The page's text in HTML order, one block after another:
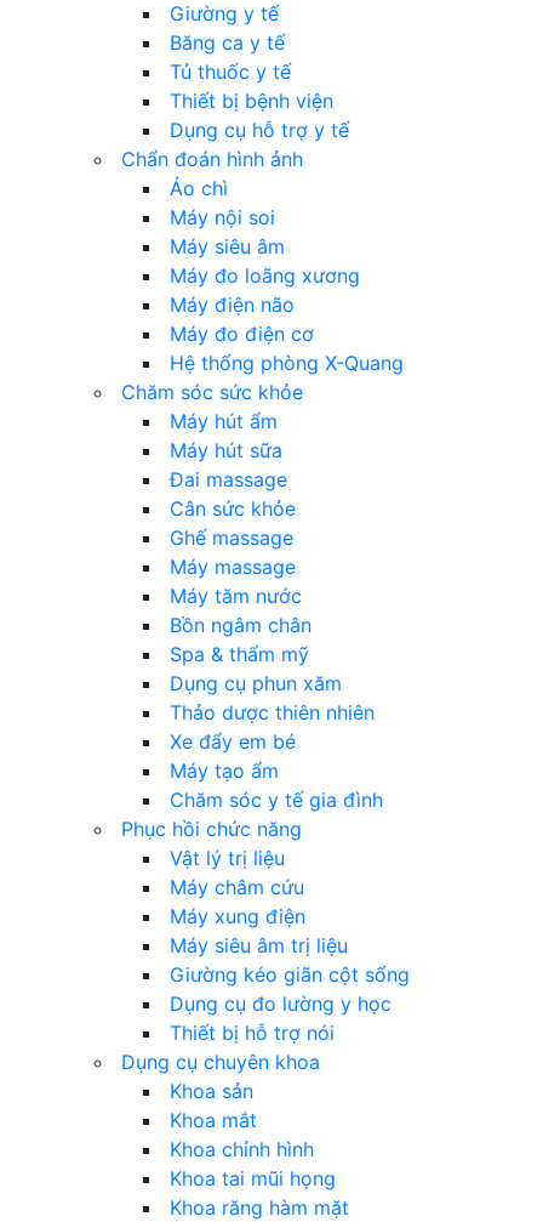
Giường y tế
Băng ca y tế
Tủ thuốc y tế
Thiết bị bệnh viện
Dụng cụ hỗ trợ y tế
Chẩn đoán hình ảnh
Áo chì
Máy nội soi
Máy siêu âm
Máy đo loãng xương
Máy điện não
Máy đo điện cơ
Hệ thống phòng X-Quang
Chăm sóc sức khỏe
Máy hút ẩm
Máy hút sữa
Đai massage
Cân sức khỏe
Ghế massage
Máy massage
Máy tăm nước
Bồn ngâm chân
Spa & thẩm mỹ
Dụng cụ phun xăm
Thảo dược thiên nhiên
Xe đẩy em bé
Máy tạo ẩm
Chăm sóc y tế gia đình
Phục hồi chức năng
Vật lý trị liệu
Máy châm cứu
Máy xung điện
Máy siêu âm trị liệu
Giường kéo giãn cột sống
Dụng cụ đo lường y học
Thiết bị hỗ trợ nói
Dụng cụ chuyên khoa
Khoa sản
Khoa mắt
Khoa chỉnh hình
Khoa tai mũi họng
Khoa răng hàm mặt